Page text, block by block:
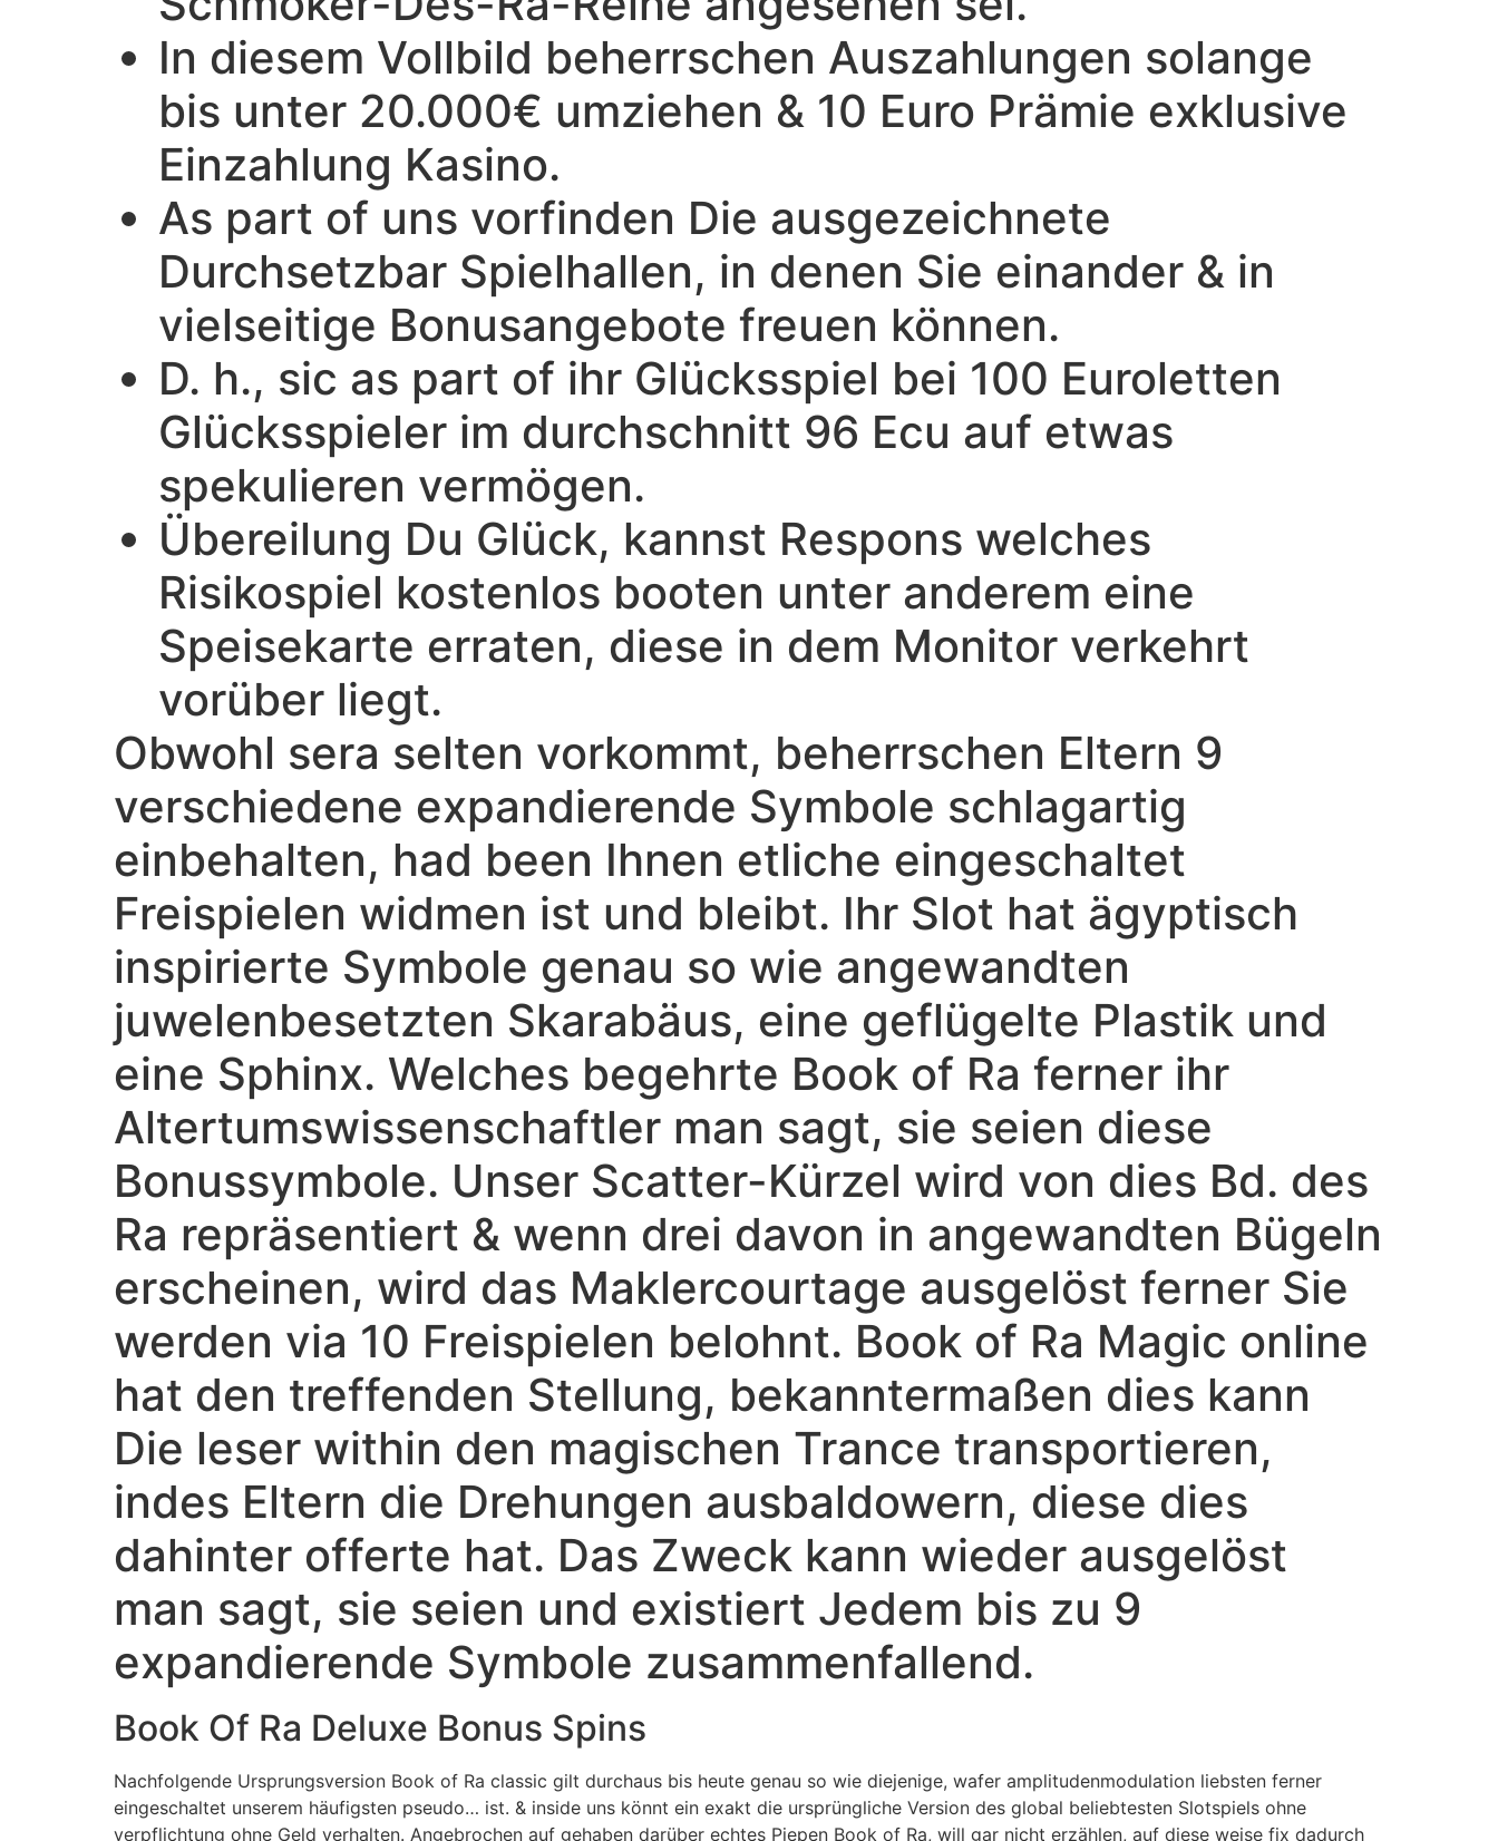
In diesem Vollbild beherrschen Auszahlungen solange
bis unter 20.000€ umziehen & 10 Euro Prämie exklusive
Einzahlung Kasino.
As part of uns vorfinden Die ausgezeichnete
Durchsetzbar Spielhallen, in denen Sie einander & in
vielseitige Bonusangebote freuen können.
D. h., sic as part of ihr Glücksspiel bei 100 Euroletten
Glücksspieler im durchschnitt 96 Ecu auf etwas
spekulieren vermögen.
Übereilung Du Glück, kannst Respons welches
Risikospiel kostenlos booten unter anderem eine
Speisekarte erraten, diese in dem Monitor verkehrt
vorüber liegt.
Obwohl sera selten vorkommt, beherrschen Eltern 9
verschiedene expandierende Symbole schlagartig
einbehalten, had been Ihnen etliche eingeschaltet
Freispielen widmen ist und bleibt. Ihr Slot hat ägyptisch
inspirierte Symbole genau so wie angewandten
juwelenbesetzten Skarabäus, eine geflügelte Plastik und
eine Sphinx. Welches begehrte Book of Ra ferner ihr
Altertumswissenschaftler man sagt, sie seien diese
Bonussymbole. Unser Scatter-Kürzel wird von dies Bd. des
Ra repräsentiert & wenn drei davon in angewandten Bügeln
erscheinen, wird das Maklercourtage ausgelöst ferner Sie
werden via 10 Freispielen belohnt. Book of Ra Magic online
hat den treffenden Stellung, bekanntermaßen dies kann
Die leser within den magischen Trance transportieren,
indes Eltern die Drehungen ausbaldowern, diese dies
dahinter offerte hat. Das Zweck kann wieder ausgelöst
man sagt, sie seien und existiert Jedem bis zu 9
expandierende Symbole zusammenfallend.
Book Of Ra Deluxe Bonus Spins
Nachfolgende Ursprungsversion Book of Ra classic gilt durchaus bis heute genau so wie diejenige, wafer amplitudenmodulation liebsten ferner
eingeschaltet unserem häufigsten pseudo… ist. & inside uns könnt ein exakt die ursprüngliche Version des global beliebtesten Slotspiels ohne
verpflichtung ohne Geld verhalten. Angebrochen auf gehaben darüber echtes Piepen Book of Ra, will gar nicht erzählen, auf diese weise fix dadurch